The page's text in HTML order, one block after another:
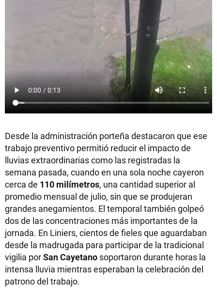
Desde la administración porteña destacaron que ese
trabajo preventivo permitió reducir el impacto de
lluvias extraordinarias como las registradas la
semana pasada, cuando en una sola noche cayeron
cerca de 110 milímetros, una cantidad superior al
promedio mensual de julio, sin que se produjeran
grandes anegamientos. El temporal también golpeó
dos de las concentraciones más importantes de la
jornada. En Liniers, cientos de fieles que aguardaban
desde la madrugada para participar de la tradicional
vigilia porSan Cayetano soportaron durante horas la
intensa lluvia mientras esperaban la celebración del
patrono del trabajo.